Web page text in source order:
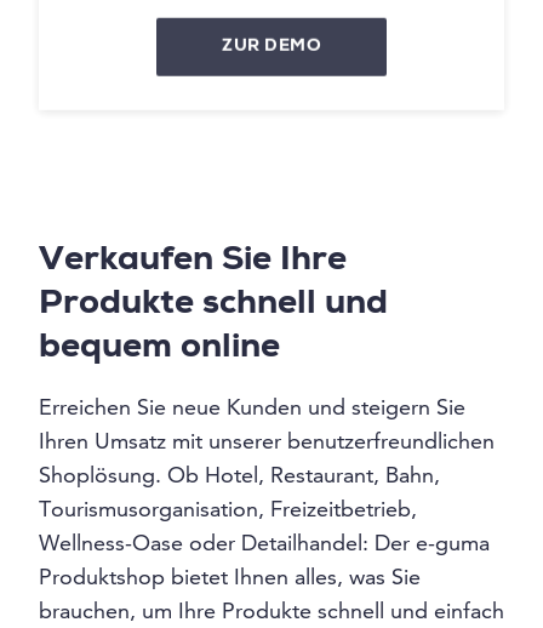
ZUR DEMO
Verkaufen Sie Ihre
Produkte schnell und
bequem online
Erreichen Sie neue Kunden und steigern Sie
Ihren Umsatz mit unserer benutzerfreundlichen
Shoplösung. Ob Hotel, Restaurant, Bahn,
Tourismusorganisation, Freizeitbetrieb,
Wellness-Oase oder Detailhandel: Der e-guma
Produktshop bietet Ihnen alles, was Sie
brauchen, um Ihre Produkte schnell und einfach